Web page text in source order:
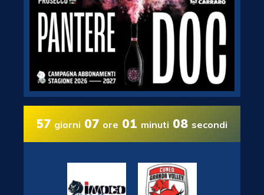
57 giorni 07 ore 01 minuti 07 secondi